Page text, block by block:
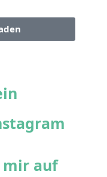
auf